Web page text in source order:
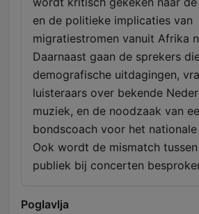
en de politieke implicaties van
migratiestromen vanuit Afrika
Daarnaast gaan de sprekers
demografische uitdagingen,
luisteraars over bekende
muziek, en de noodzaak van
bondscoach voor het
Ook wordt de mismatch
publiek bij concerten
Poglavlja